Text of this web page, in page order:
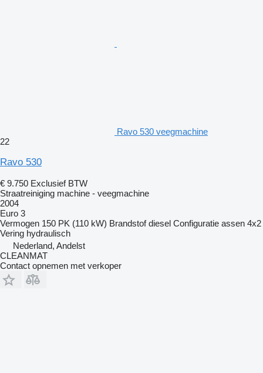
Ravo 530 veegmachine
22
Ravo 530
€ 9.750 Exclusief BTW
Straatreiniging machine - veegmachine
2004
Euro 3
Vermogen 150 PK (110 kW) Brandstof diesel Configuratie assen 4x2
Vering hydraulisch
Nederland, Andelst
CLEANMAT
Contact opnemen met verkoper